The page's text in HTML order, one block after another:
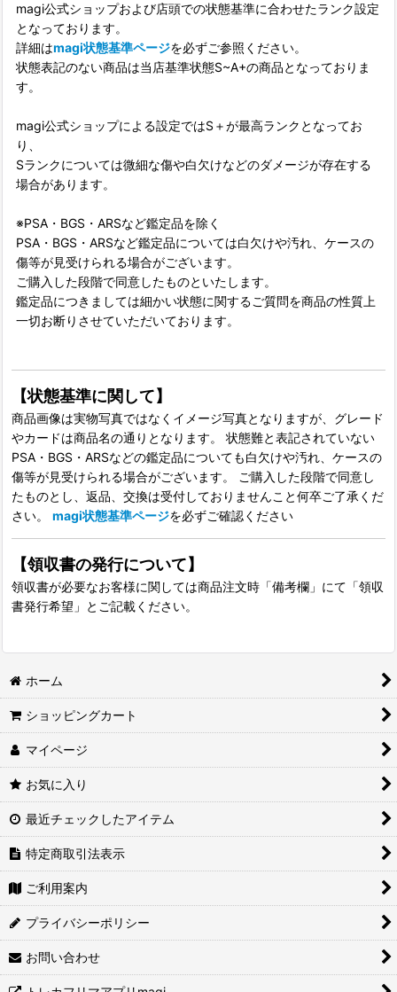
magi公式ショップおよび店頭での状態基準に合わせたランク設定
となっております。
詳細はmagi状態基準ページを必ずご参照ください。
状態表記のない商品は当店基準状態S~A+の商品となっておりま
す。
magi公式ショップによる設定ではS＋が最高ランクとなってお
り、
Sランクについては微細な傷や白欠けなどのダメージが存在する
場合があります。
※PSA・BGS・ARSなど鑑定品を除く
PSA・BGS・ARSなど鑑定品については白欠けや汚れ、ケースの
傷等が見受けられる場合がございます。
ご購入した段階で同意したものといたします。
鑑定品につきましては細かい状態に関するご質問を商品の性質上
一切お断りさせていただいております。
【状態基準に関して】
商品画像は実物写真ではなくイメージ写真となりますが、グレード
やカードは商品名の通りとなります。 状態難と表記されていない
PSA・BGS・ARSなどの鑑定品についても白欠けや汚れ、ケースの
傷等が見受けられる場合がございます。 ご購入した段階で同意し
たものとし、返品、交換は受付しておりませんこと何卒ご了承くだ
さい。 magi状態基準ページを必ずご確認ください
【領収書の発行について】
領収書が必要なお客様に関しては商品注文時「備考欄」にて「領収
書発行希望」とご記載ください。
ホーム
ショッピングカート
マイページ
お気に入り
最近チェックしたアイテム
特定商取引法表示
ご利用案内
プライバシーポリシー
お問い合わせ